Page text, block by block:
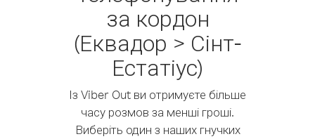
за кордон
(Еквадор > Сінт-
Естатіус)
Із Viber Out ви отримуєте більше
часу розмов за менші гроші.
Виберіть один з наших гнучких